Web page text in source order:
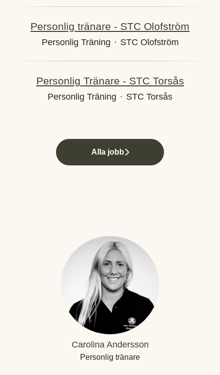
Personlig tränare - STC Olofström
Personlig Träning · STC Olofström
Personlig Tränare - STC Torsås
Personlig Träning · STC Torsås
Alla jobb
Carolina Andersson
Personlig tränare